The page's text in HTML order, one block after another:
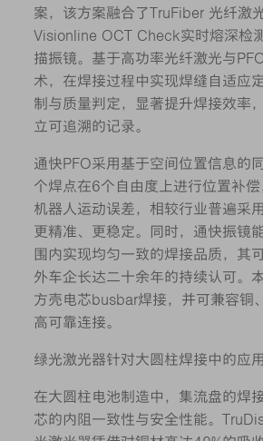
案，该方案融合了TruFiber 光纤激
Visionline OCT Check实时熔深检
描振镜。基于高功率光纤激光与
术，在焊接过程中实现焊缝自适应
制与质量判定，显著提升焊接效率
立可追溯的记录。
通快PFO采用基于空间位置信息的
个焊点在6个自由度上进行位置补
机器人运动误差，相较行业普遍采
更精准、更稳定。同时，通快振镜
围内实现均匀一致的焊接品质，其
外车企长达二十余年的持续认可。
方壳电芯busbar焊接，并可兼容铜
高可靠连接。
绿光激光器针对大圆柱焊接中的应
在大圆柱电池制造中，集流盘的焊
芯的内阻一致性与安全性能。